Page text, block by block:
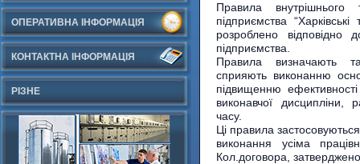
ОПЕРАТИВНА ІНФОРМАЦІЯ
КОНТАКТНА ІНФОРМАЦІЯ
РІЗНЕ
Правила внутрішнього
підприємства
розроблено відповідно
підприємства.
Правила визначають
сприяють виконанню
підвищенню
виконавчої дисципліни,
часу.
Ці правила
виконання усіма
Кол.договора,